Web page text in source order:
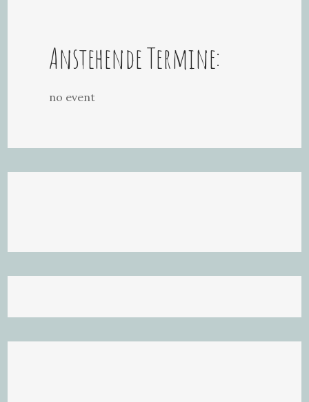
Anstehende Termine:
no event